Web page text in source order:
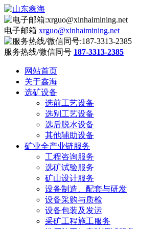
电子邮箱 xrguo@xinhaimining.net
服务热线/微信同号 187-3313-2385
网站首页
关于鑫海
选矿设备
选前工艺设备
选别工艺设备
选后脱水设备
其他辅助设备
矿业全产业链服务
工程咨询服务
选矿试验服务
矿山设计服务
设备制造、配套与研发
设备采购与质检
设备包装及发运
采矿工程施工服务